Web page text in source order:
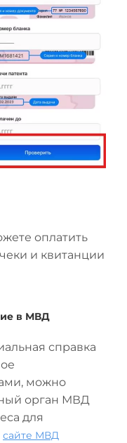
оплатить
и квитанции
в МВД
справка
можно
орган МВД
для
сайте МВД